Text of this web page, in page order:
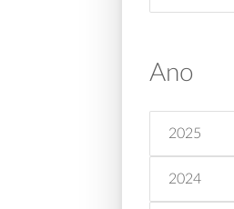
Ano
2025
2024